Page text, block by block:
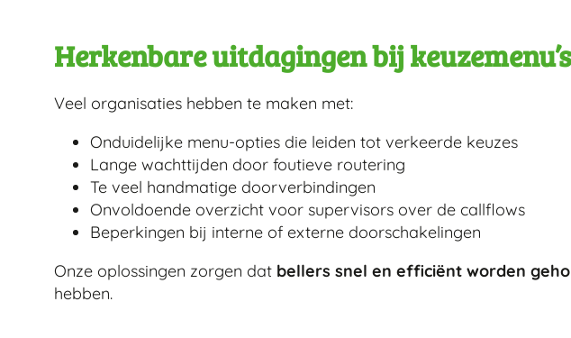
Herkenbare uitdagingen bij
Veel organisaties hebben te maken met:
Onduidelijke menu-opties die leiden tot verkeerde keuzes
Lange wachttijden door foutieve routering
Te veel handmatige doorverbindingen
Onvoldoende overzicht voor supervisors over de callflows
Beperkingen bij interne of externe doorschakelingen
Onze oplossingen zorgen dat bellers snel en efficiënt worden
hebben.